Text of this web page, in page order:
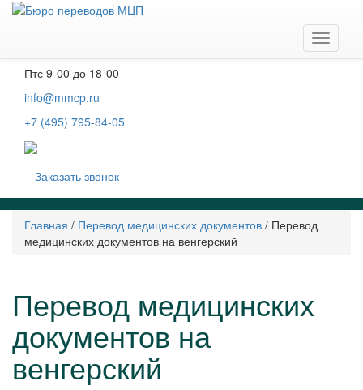
Москва, м. Тургеневская, Чистые пруды
Птс 9-00 до 18-00
info@mmcp.ru
+7 (495) 795-84-05
Заказать звонок
Главная / Перевод медицинских документов / Перевод
медицинских документов на венгерский
Перевод медицинских
документов на
венгерский